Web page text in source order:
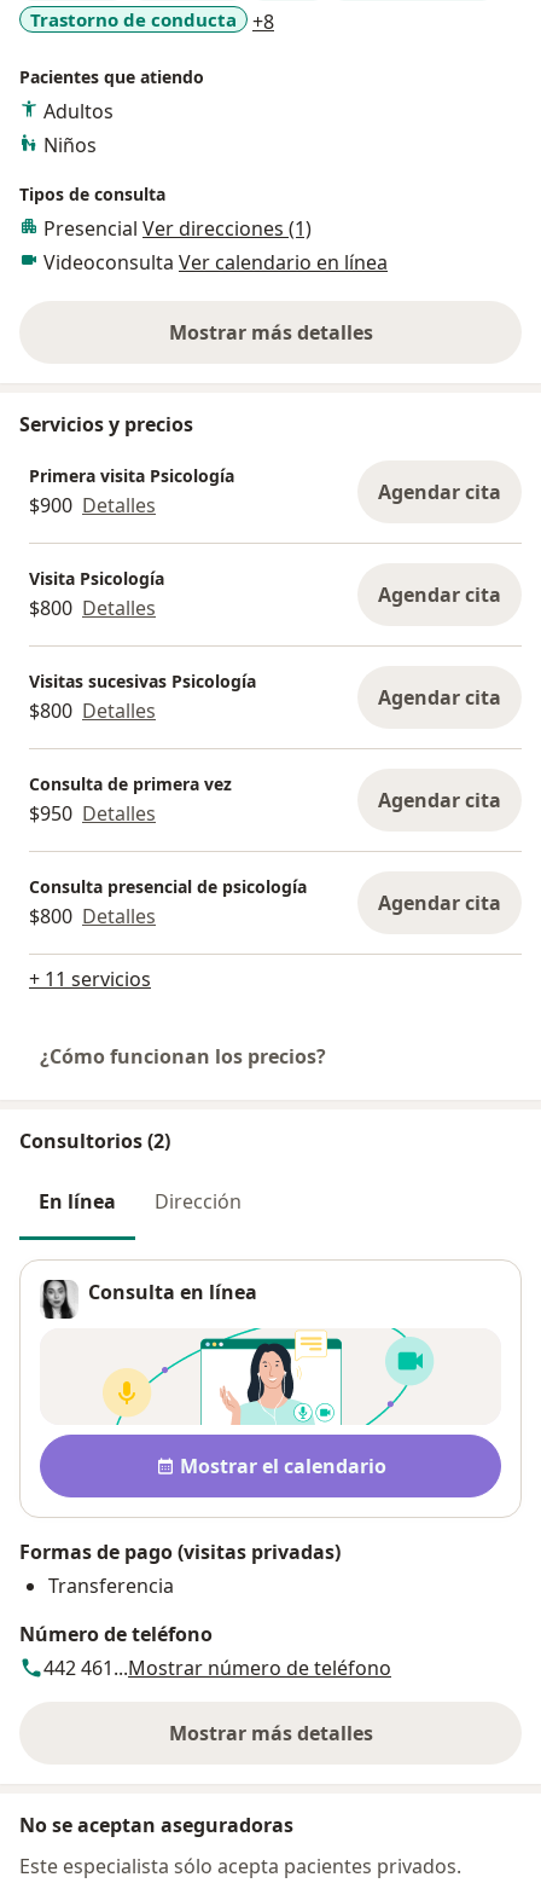
Trastorno de conducta
+8a11y_sr_more_diseases
Pacientes que atiendo
Adultos
Niños
Tipos de consulta
Presencial Ver direcciones (1)
Videoconsulta Ver calendario en línea
Mostrar más detalles
sobre la experiencia
Servicios y precios
Primera visita Psicología
$900 Detalles Agendar cita
Visita Psicología
$800 Detalles Agendar cita
Visitas sucesivas Psicología
$800 Detalles Agendar cita
Consulta de primera vez
$950 Detalles Agendar cita
Consulta presencial de psicología
$800 Detalles Agendar cita
+ 11 servicios
¿Cómo funcionan los precios?
Consultorios (2)
En línea Dirección
Consulta en línea
Disponibilidad
Mostrar el calendario
Formas de pago (visitas privadas)
Transferencia
Número de teléfono
442 461...Mostrar número de teléfono
Mostrar más detalles
sobre la dirección
No se aceptan aseguradoras
Este especialista sólo acepta pacientes privados.